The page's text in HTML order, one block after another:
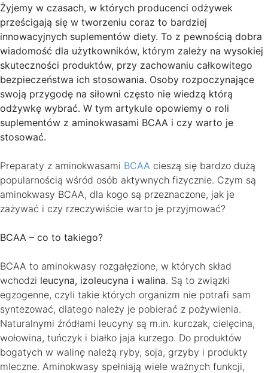
Żyjemy w czasach, w których producenci odżywek
prześcigają się w tworzeniu coraz to bardziej
innowacyjnych suplementów diety. To z pewnością dobra
wiadomość dla użytkowników, którym zależy na wysokiej
skuteczności produktów, przy zachowaniu całkowitego
bezpieczeństwa ich stosowania. Osoby rozpoczynające
swoją przygodę na siłowni często nie wiedzą którą
odżywkę wybrać. W tym artykule opowiemy o roli
suplementów z aminokwasami BCAA i czy warto je
stosować.
Preparaty z aminokwasami BCAA cieszą się bardzo dużą
popularnością wśród osób aktywnych fizycznie. Czym są
aminokwasy BCAA, dla kogo są przeznaczone, jak je
zażywać i czy rzeczywiście warto je przyjmować?
BCAA – co to takiego?
BCAA to aminokwasy rozgałęzione, w których skład
wchodzi leucyna, izoleucyna i walina. Są to związki
egzogenne, czyli takie których organizm nie potrafi sam
syntezować, dlatego należy je pobierać z pożywienia.
Naturalnymi źródłami leucyny są m.in. kurczak, cielęcina,
wołowina, tuńczyk i białko jaja kurzego. Do produktów
bogatych w walinę należą ryby, soja, grzyby i produkty
mleczne. Aminokwasy spełniają wiele ważnych funkcji,